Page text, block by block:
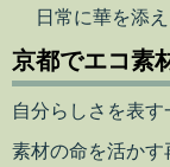
日常に華を添
京都でエコ素
自分らしさを表す
素材の命を活かす